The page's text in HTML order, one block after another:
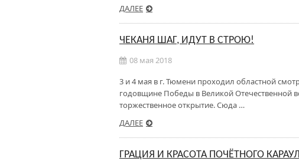
ДАЛЕЕ
ЧЕКАНЯ ШАГ, ИДУТ В СТРОЮ!
08 мая 2018
3 и 4 мая в г. Тюмени проходил областной
годовщине Победы в Великой Отечественной
торжественное открытие. Сюда …
ДАЛЕЕ
ГРАЦИЯ И КРАСОТА ПОЧЁТНОГО